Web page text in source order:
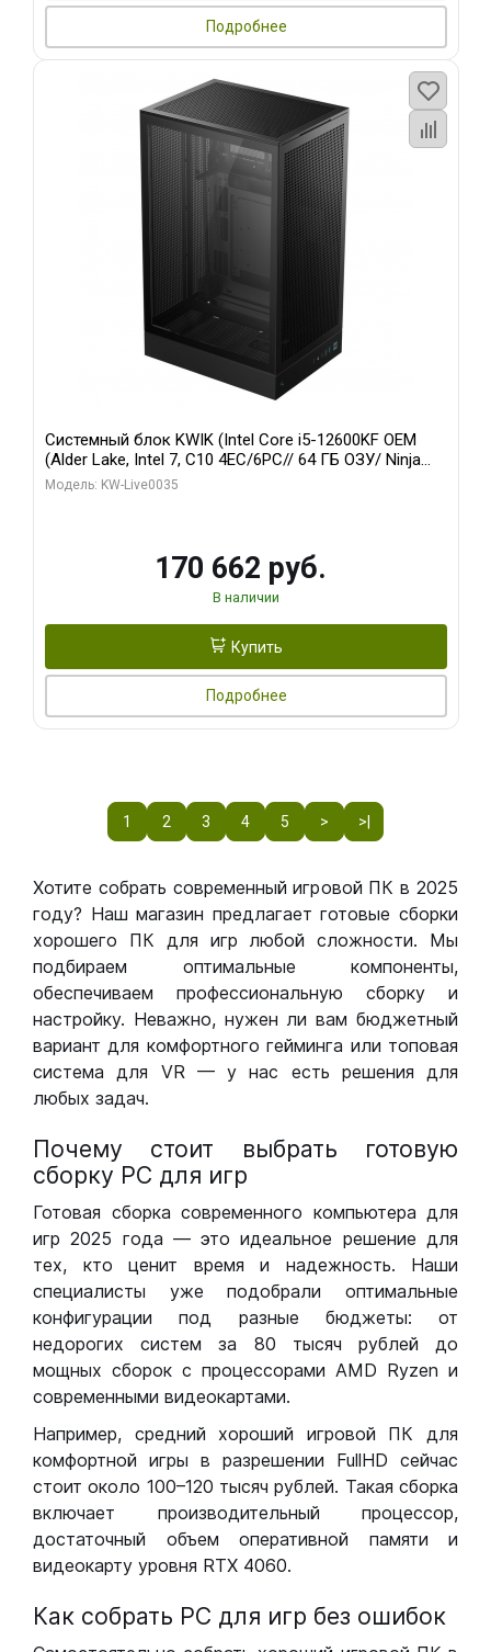
Подробнее
Системный блок KWIK (Intel Core i5-12600KF OEM
(Alder Lake, Intel 7, C10 4EC/6PC// 64 ГБ ОЗУ/ Ninja
Sinotex GTX1650 4GB 128bit GDDR6 DVI DP HDMI 2/
Модель: KW-Live0035
170 662 руб.
В наличии
Купить
Подробнее
1 2 3 4 5 > >|
Хотите собрать современный игровой ПК в 2025
году? Наш магазин предлагает готовые сборки
хорошего ПК для игр любой сложности. Мы
подбираем оптимальные компоненты,
обеспечиваем профессиональную сборку и
настройку. Неважно, нужен ли вам бюджетный
вариант для комфортного гейминга или топовая
система для VR — у нас есть решения для
любых задач.
Почему стоит выбрать готовую
сборку РС для игр
Готовая сборка современного компьютера для
игр 2025 года — это идеальное решение для
тех, кто ценит время и надежность. Наши
специалисты уже подобрали оптимальные
конфигурации под разные бюджеты: от
недорогих систем за 80 тысяч рублей до
мощных сборок с процессорами AMD Ryzen и
современными видеокартами.
Например, средний хороший игровой ПК для
комфортной игры в разрешении FullHD сейчас
стоит около 100–120 тысяч рублей. Такая сборка
включает производительный процессор,
достаточный объем оперативной памяти и
видеокарту уровня RTX 4060.
Как собрать РС для игр без ошибок